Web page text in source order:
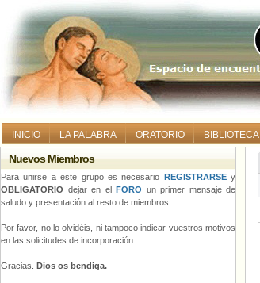
INICIO LA PALABRA ORATORIO BIBLIOTECA
Nuevos Miembros
Para unirse a este grupo es necesario REGISTRARSEy
OBLIGATORIO dejar en el FORO un primer mensaje de
saludo y presentación al resto de miembros.
Por favor, no lo olvidéis, ni tampoco indicar vuestros motivos
en las solicitudes de incorporación.
Gracias. Dios os bendiga.